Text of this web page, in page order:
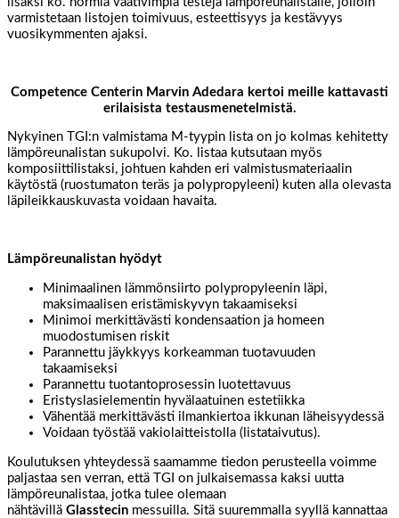
varmistetaan listojen toimivuus, esteettisyys ja kestävyys
vuosikymmenten ajaksi.
Competence Centerin Marvin Adedara kertoi meille kattavasti
erilaisista testausmenetelmistä.
Nykyinen TGI:n valmistama M-tyypin lista on jo kolmas kehitetty
lämpöreunalistan sukupolvi. Ko. listaa kutsutaan myös
komposiittilistaksi, johtuen kahden eri valmistusmateriaalin
käytöstä (ruostumaton teräs ja polypropyleeni) kuten alla olevasta
läpileikkauskuvasta voidaan havaita.
Lämpöreunalistan hyödyt
Minimaalinen lämmönsiirto polypropyleenin läpi,
maksimaalisen eristämiskyvyn takaamiseksi
Minimoi merkittävästi kondensaation ja homeen
muodostumisen riskit
Parannettu jäykkyys korkeamman tuotavuuden
takaamiseksi
Parannettu tuotantoprosessin luotettavuus
Eristyslasielementin hyvälaatuinen estetiikka
Vähentää merkittävästi ilmankiertoa ikkunan läheisyydessä
Voidaan työstää vakiolaitteistolla (listataivutus).
Koulutuksen yhteydessä saamamme tiedon perusteella voimme
paljastaa sen verran, että TGI on julkaisemassa kaksi uutta
lämpöreunalistaa, jotka tulee olemaan
nähtävillä Glasstecin messuilla. Sitä suuremmalla syyllä kannattaa